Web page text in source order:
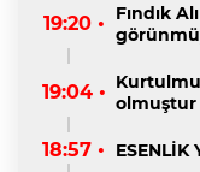
19:20 •
Fındık
19:04 • olmuştur
18:57 • ESENLİK